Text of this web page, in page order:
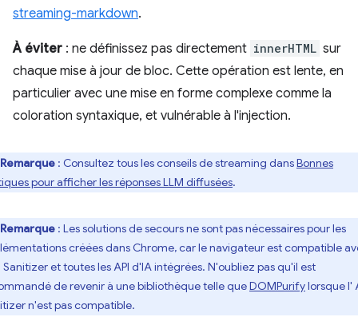
streaming-markdown.
À éviter : ne définissez pas directement innerHTML sur
chaque mise à jour de bloc. Cette opération est lente, en
particulier avec une mise en forme complexe comme la
coloration syntaxique, et vulnérable à l'injection.
Remarque : Consultez tous les conseils de streaming dansBonnes
pour afficher les réponses LLM diffusées.
Remarque : Les solutions de secours ne sont pas nécessaires pour les
créées dans Chrome, car le navigateur est compatible
Sanitizer et toutes les API d'IA intégrées. N'oubliez pas qu'il est
de revenir à une bibliothèque telle queDOMPurifylorsque l'
n'est pas compatible.